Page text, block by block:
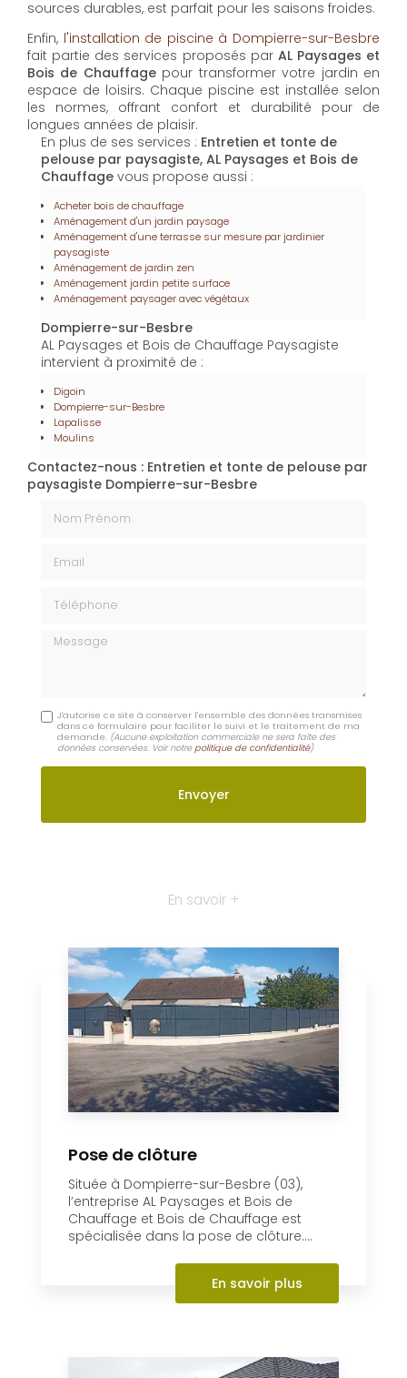
En tant qu'expert en
création de jardin à Dompierre-
sur-Besbre,AL Paysages et Bois de Chauffage
conçoit des aménagements sur mesure adaptés aux
envies et aux besoins des clients. Chaque projet est
pensé pour intégrer harmonieusement les plantes, les
allées et les espaces de détente.
AL Paysages et Bois de Chauffagepropose
également dubois de chauffage à Dompierre-sur-
Besbrepour répondre aux besoins en chauffage de
manière écologique. Ce bois de qualité, issu de
sources durables, est parfait pour les saisons froides.
Enfin,l'installation de piscine à Dompierre-sur-Besbre
fait partie des services proposés par
Bois de Chauffagepour transformer votre jardin en
espace de loisirs. Chaque piscine est installée selon
les normes, offrant confort et durabilité pour de
longues années de plaisir.
En plus de ses services :Entretien et tonte de
pelouse par paysagiste, AL Paysages et Bois de
vous propose aussi :
Acheter bois de chauffage
Aménagement d'un jardin paysage
Aménagement d'une terrasse sur mesure par jardinier
Aménagement de jardin zen
Aménagement jardin petite surface
Aménagement paysager avec végétaux
Dompierre-sur-Besbre
intervient à proximité de :
Dompierre-sur-Besbre
Moulins
Email
données conservées. Voir notrepolitique de confidentialité)
En savoir +